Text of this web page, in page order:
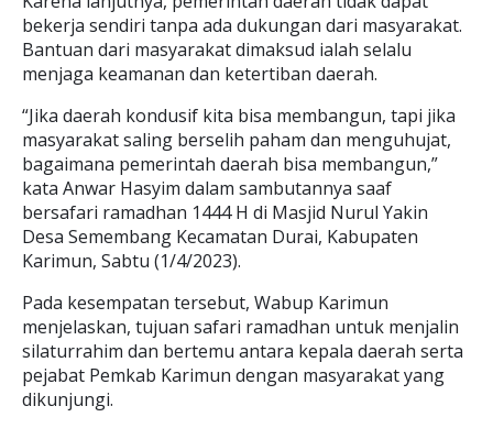
bekerja sendiri tanpa ada dukungan dari masyarakat.
Bantuan dari masyarakat dimaksud ialah selalu
menjaga keamanan dan ketertiban daerah.
“Jika daerah kondusif kita bisa membangun, tapi jika
masyarakat saling berselih paham dan menguhujat,
bagaimana pemerintah daerah bisa membangun,”
kata Anwar Hasyim dalam sambutannya saaf
bersafari ramadhan 1444 H di Masjid Nurul Yakin
Desa Semembang Kecamatan Durai, Kabupaten
Karimun, Sabtu (1/4/2023).
Pada kesempatan tersebut, Wabup Karimun
menjelaskan, tujuan safari ramadhan untuk menjalin
silaturrahim dan bertemu antara kepala daerah serta
pejabat Pemkab Karimun dengan masyarakat yang
dikunjungi.